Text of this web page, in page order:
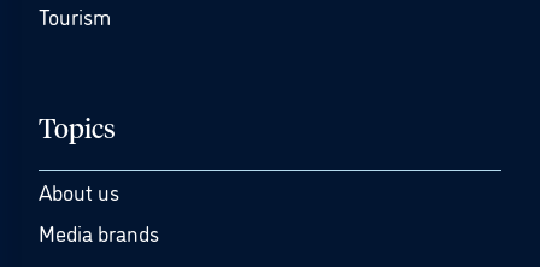
Tourism
Topics
About us
Media brands